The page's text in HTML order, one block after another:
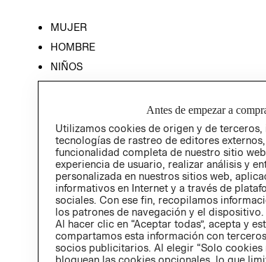
MUJER
HOMBRE
NIÑOS
Antes de empezar a
Utilizamos cookies de origen y de terceros,
tecnologías de rastreo de editores
funcionalidad completa de nuestro sitio
experiencia de usuario, realizar análisis y
personalizada en nuestros sitios web,
informativos en Internet y a través de
sociales. Con ese fin, recopilamos
los patrones de navegación y el dispositivo.
Al hacer clic en “Aceptar todas”, acepta y
compartamos esta información con
socios publicitarios. Al elegir “Solo cookies
bloquean las cookies opcionales, lo que